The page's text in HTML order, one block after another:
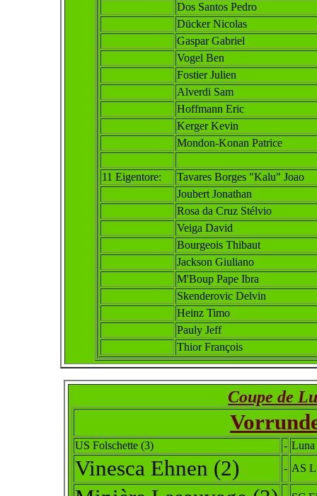
Dos Santos Pedro
Dücker Nicolas
Gaspar Gabriel
Vogel Ben
Fostier Julien
Alverdi Sam
Hoffmann Eric
Kerger Kevin
Mondon-Konan Patrice
11 Eigentore: Tavares Borges "Kalu" Joao
Joubert Jonathan
Rosa da Cruz Stélvio
Veiga David
Bourgeois Thibaut
Jackson Giuliano
M'Boup Pape Ibra
Skenderovic Delvin
Heinz Timo
Pauly Jeff
Thior François
Coupe de
US Folschette (3) - Luna
Vinesca Ehnen (2) - AS